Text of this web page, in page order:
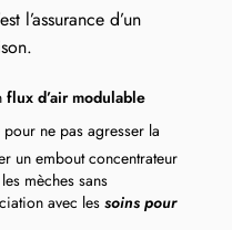
l’assurance d’un
flux d’air modulable
pour ne pas agresser la
un embout concentrateur
mèches sans
avec lessoins pour